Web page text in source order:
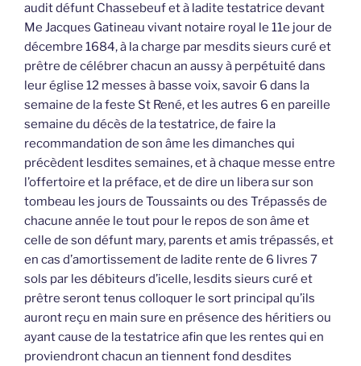
audit défunt Chassebeuf et à ladite testatrice devant
Me Jacques Gatineau vivant notaire royal le 11e jour de
décembre 1684, à la charge par mesdits sieurs curé et
prêtre de célébrer chacun an aussy à perpétuité dans
leur église 12 messes à basse voix, savoir 6 dans la
semaine de la feste St René, et les autres 6 en pareille
semaine du décès de la testatrice, de faire la
recommandation de son âme les dimanches qui
précèdent lesdites semaines, et à chaque messe entre
l’offertoire et la préface, et de dire un libera sur son
tombeau les jours de Toussaints ou des Trépassés de
chacune année le tout pour le repos de son âme et
celle de son défunt mary, parents et amis trépassés, et
en cas d’amortissement de ladite rente de 6 livres 7
sols par les débiteurs d’icelle, lesdits sieurs curé et
prêtre seront tenus colloquer le sort principal qu’ils
auront reçu en main sure en présence des héritiers ou
ayant cause de la testatrice afin que les rentes qui en
proviendront chacun an tiennent fond desdites